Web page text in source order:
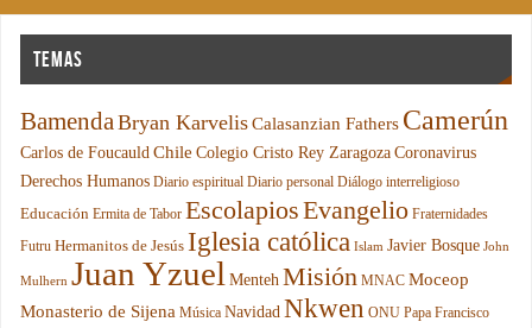
Temas
BamendaBryan KarvelisCalasanzian Fathers Camerún
Carlos de Foucauld Chile Colegio Cristo Rey Zaragoza Coronavirus
Derechos Humanos Diario espiritual Diario personal Diálogo interreligioso
Educación Ermita de Tabor EscolapiosEvangelio Fraternidades
Futru Hermanitos de Jesús Iglesia católica Islam Javier Bosque John
Mulhern Juan Yzuel Menteh Misión MNAC Moceop
Monasterio de Sijena Música Navidad Nkwen ONU Papa Francisco